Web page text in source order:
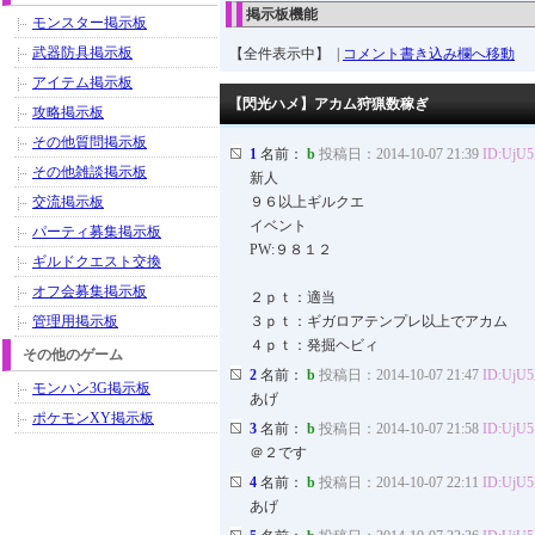
掲示板機能
【全件表示中】 | コメント書き込み欄へ移動
【閃光ハメ】アカム狩猟数稼ぎ
1 名前： b 投稿日：2014-10-07 21:39
新人
９６以上ギルクエ
イベント
PW:９８１２
２ｐｔ：適当
３ｐｔ：ギガロアテンプレ以上でアカム
４ｐｔ：発掘ヘビィ
2 名前： b 投稿日：2014-10-07 21:47
あげ
3 名前： b 投稿日：2014-10-07 21:58
＠２です
4 名前： b 投稿日：2014-10-07 22:11
あげ
モンスター掲示板
武器防具掲示板
アイテム掲示板
攻略掲示板
その他質問掲示板
その他雑談掲示板
交流掲示板
パーティ募集掲示板
ギルドクエスト交換
オフ会募集掲示板
管理用掲示板
その他のゲーム
モンハン3G掲示板
ポケモンXY掲示板